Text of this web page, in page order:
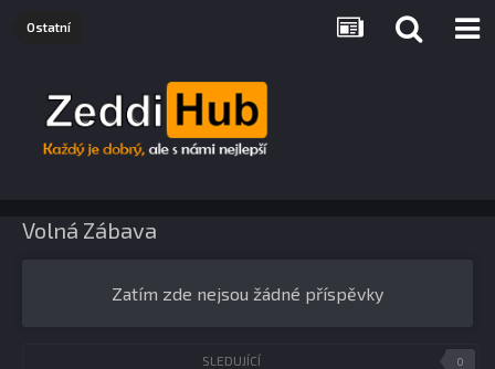
Ostatní
Volná Zábava
Zatím zde nejsou žádné příspěvky
SLEDUJÍCÍ 0